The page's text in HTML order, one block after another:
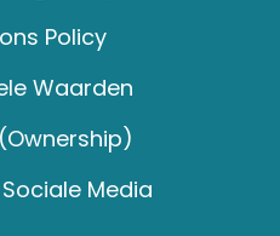
Policy
Waarden
Media